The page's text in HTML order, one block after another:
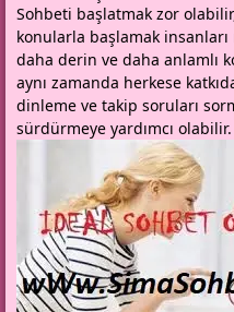
Sohbeti başlatmak zor
konularla başlamak
daha derin ve daha anlamlı
aynı zamanda herkese
dinleme ve takip soruları
sürdürmeye yardımcı olabilir.